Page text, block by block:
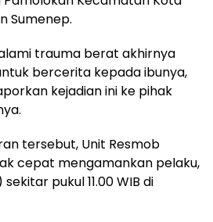
Sumenep.
trauma berat akhirnya
bercerita kepada ibunya,
kejadian ini ke pihak
tersebut, Unit Resmob
cepat mengamankan pelaku,
pukul 11.00 WIB di